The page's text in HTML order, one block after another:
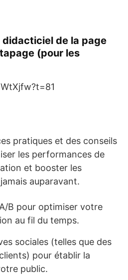
didacticiel de la page
(pour les
pratiques et des conseils
les performances de
et booster les
auparavant.
B pour optimiser votre
au fil du temps.
sociales (telles que des
pour établir la
public.